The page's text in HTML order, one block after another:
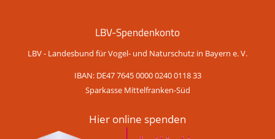
LBV-Spendenkonto
LBV - Landesbund für Vogel- und Naturschutz in Bayern e. V.
IBAN: DE47 7645 0000 0240 0118 33
Sparkasse Mittelfranken-Süd
Hier online spenden